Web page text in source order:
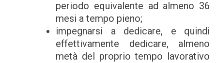
periodo equivalente ad almeno 36
mesi a tempo pieno;
impegnarsi a dedicare, e quindi
effettivamente dedicare, almeno
metà del proprio tempo lavorativo